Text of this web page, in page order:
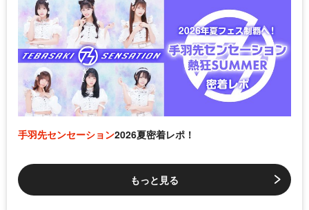
手羽先センセーション2026夏密着レポ！
もっと見る